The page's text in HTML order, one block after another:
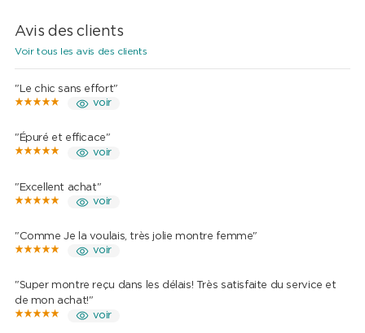
Avis des clients
Voir tous les avis des clients
"Le chic sans effort"
voir
"Épuré et efficace"
voir
"Excellent achat"
voir
"Comme Je la voulais, très jolie montre femme"
voir
"Super montre reçu dans les délais! Très satisfaite du service et
de mon achat!"
voir